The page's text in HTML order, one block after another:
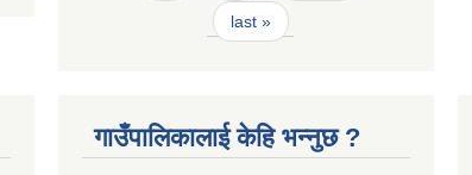
last »
गाउँपालिकालाई केहि भन्नुछ ?